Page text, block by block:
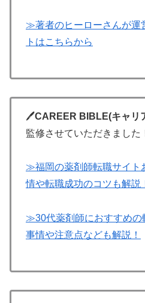
≫著者のヒーローさんが運
トはこちらから
🖊CAREER BIBLE(キャリ
監修させていただきました
≫福岡の薬剤師転職サイト
情や転職成功のコツも解説
≫30代薬剤師におすすめの
事情や注意点なども解説！